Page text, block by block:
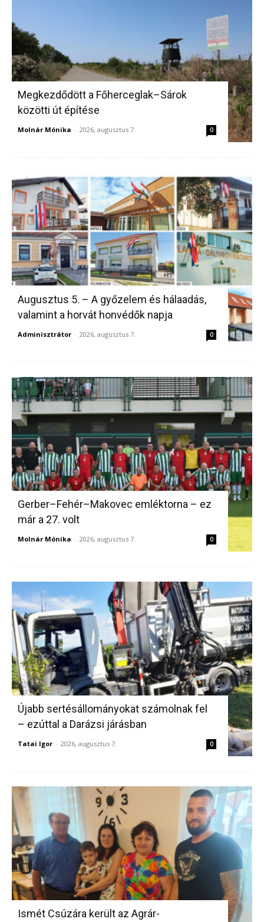
Megkezdődött a Főherceglak–Sárok
közötti út építése
Molnár Mónika - 2026, augusztus 7. 0
Augusztus 5. – A győzelem és hálaadás,
valamint a horvát honvédők napja
Adminisztrátor - 2026, augusztus 7. 0
Gerber–Fehér–Makovec emléktorna – ez
már a 27. volt
Molnár Mónika - 2026, augusztus 7. 0
Újabb sertésállományokat számolnak fel
– ezúttal a Darázsi járásban
Tatai Igor - 2026, augusztus 7. 0
Ismét Csúzára került az Agrár-